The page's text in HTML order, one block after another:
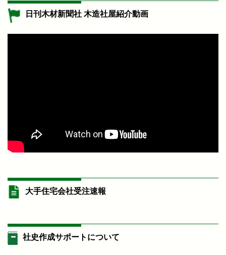
日刊木材新聞社 木造社屋紹介動画
大手住宅会社受注速報
社史作成サポートについて